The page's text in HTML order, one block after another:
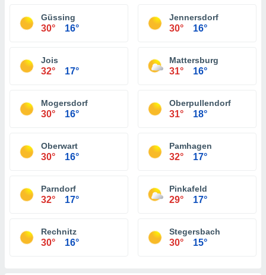
Güssing
30° 16°
Jennersdorf
30° 16°
Jois
32° 17°
Mattersburg
31° 16°
Mogersdorf
30° 16°
Oberpullendorf
31° 18°
Oberwart
30° 16°
Pamhagen
32° 17°
Parndorf
32° 17°
Pinkafeld
29° 17°
Rechnitz
30° 16°
Stegersbach
30° 15°